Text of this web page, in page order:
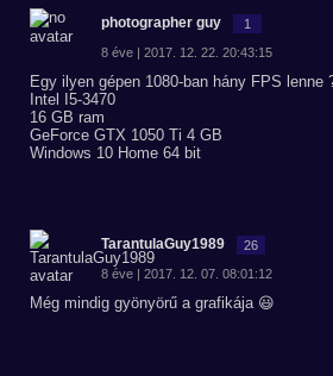
photographer guy 1
8 éve | 2017. 12. 22. 20:43:15
Egy ilyen gépen 1080-ban hány FPS lenne
Intel I5-3470
16 GB ram
GeForce GTX 1050 Ti 4 GB
Windows 10 Home 64 bit
TarantulaGuy1989 26
8 éve | 2017. 12. 07. 08:01:12
Még mindig gyönyörű a grafikája 😃